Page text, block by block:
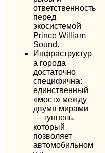
ответственность
перед
экосистемой
Prince William
Sound.
Инфраструктур
а города
достаточно
специфична:
единственный
«мост» между
двумя мирами
— туннель,
который
позволяет
автомобильном